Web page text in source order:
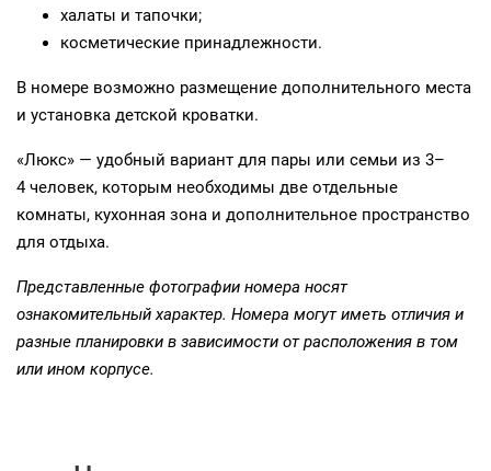
халаты и тапочки;
косметические принадлежности.
В номере возможно размещение дополнительного места
и установка детской кроватки.
«Люкс» — удобный вариант для пары или семьи из 3–
4 человек, которым необходимы две отдельные
комнаты, кухонная зона и дополнительное пространство
для отдыха.
Представленные фотографии номера носят
ознакомительный характер. Номера могут иметь отличия и
разные планировки в зависимости от расположения в том
или ином корпусе.